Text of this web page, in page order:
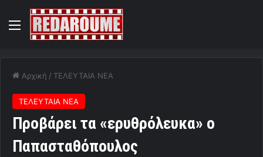
Menu
Αρχική / ΤΕΛΕΥΤΑΙΑ ΝΕΑ
ΤΕΛΕΥΤΑΙΑ ΝΕΑ
Προβάρει τα «ερυθρόλευκα» ο
Παπασταθόπουλος